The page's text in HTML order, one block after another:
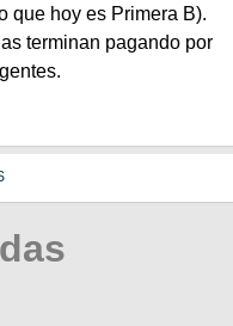
que hoy es Primera B).
terminan pagando por